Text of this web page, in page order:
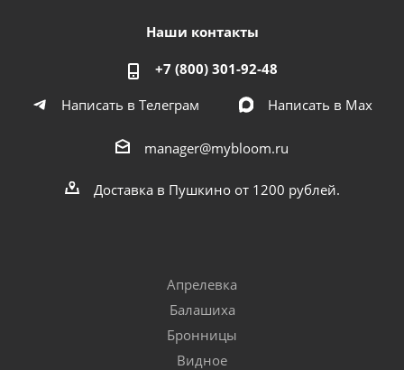
Наши контакты
+7 (800) 301-92-48
Написать в Телеграм
Написать в Мах
manager@mybloom.ru
Доставка в Пушкино от 1200 рублей.
Апрелевка
Балашиха
Бронницы
Видное